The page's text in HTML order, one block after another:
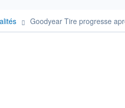
Goodyear Tire progresse